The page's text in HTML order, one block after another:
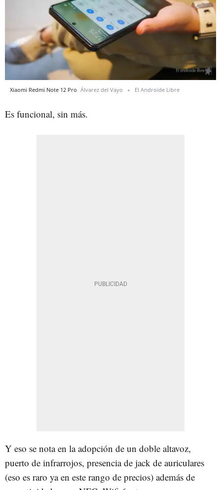
Xiaomi Redmi Note 12 Pro Álvarez del Vayo El Androide Libre
Es funcional, sin más.
Y eso se nota en la adopción de un doble altavoz,
puerto de infrarrojos, presencia de jack de auriculares
(eso es raro ya en este rango de precios) además de